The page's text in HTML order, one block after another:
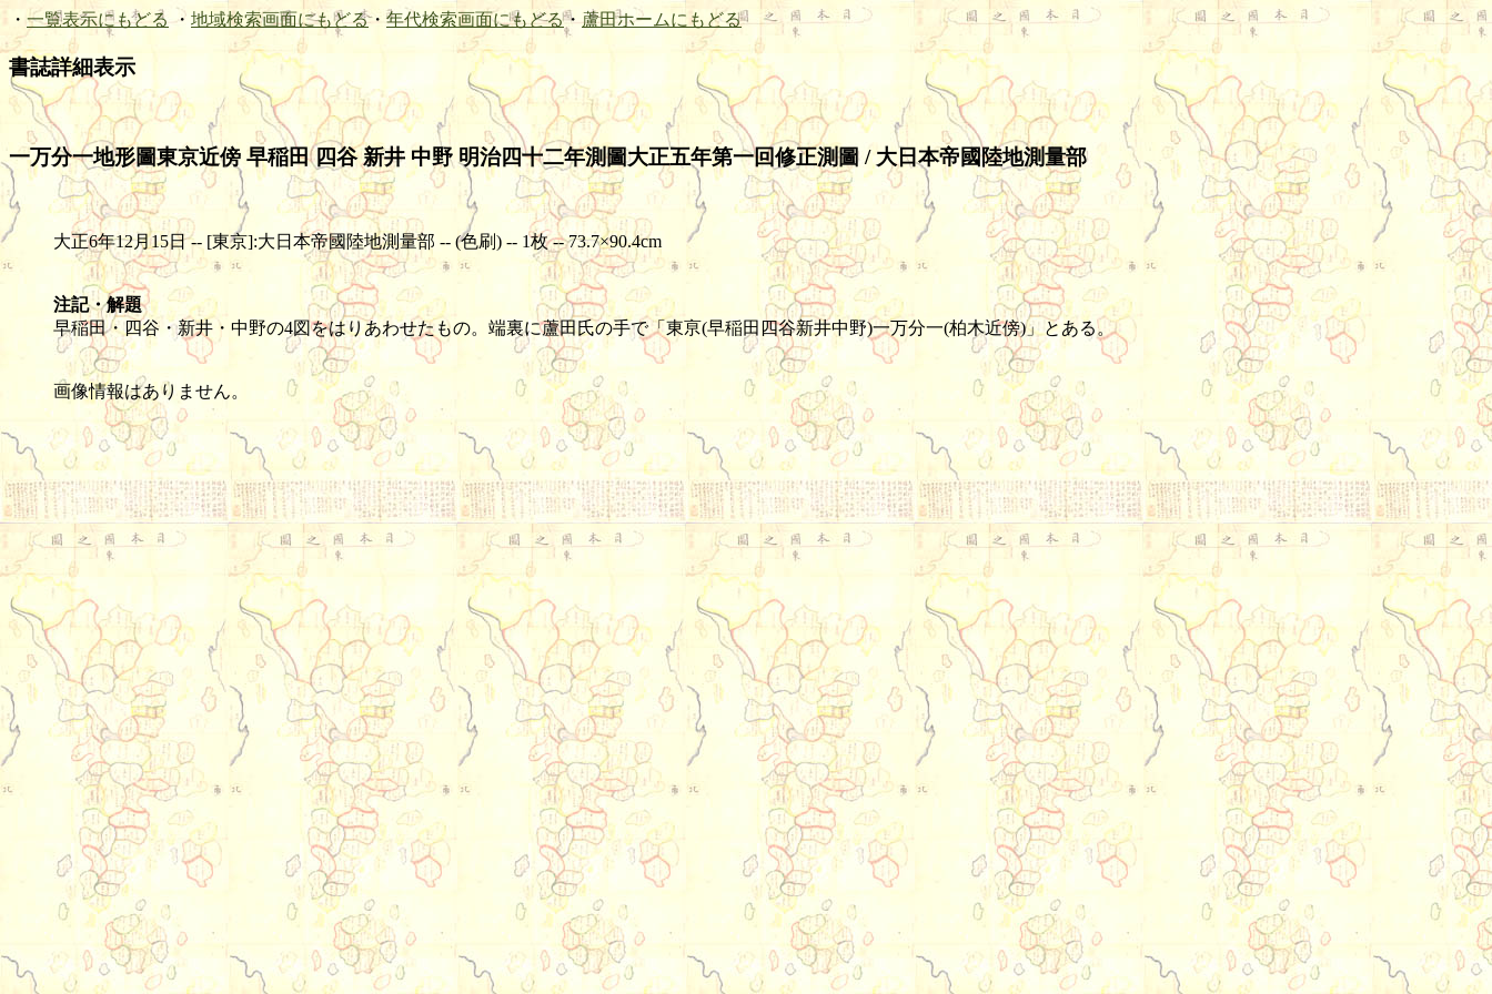
・ 一覧表示にもどる ・ 地域検索画面にもどる・ 年代検索画面にもどる・ 蘆田ホームにもどる
書誌詳細表示
一万分一地形圖東京近傍 早稲田 四谷 新井 中野 明治四十二年測圖大正五年第一回修正測圖 / 大日本帝國陸地測量部
大正6年12月15日 -- [東京]:大日本帝國陸地測量部 -- (色刷) -- 1枚 -- 73.7×90.4cm
注記・解題
早稲田・四谷・新井・中野の4図をはりあわせたもの。端裏に蘆田氏の手で「東亰(早稲田四谷新井中野)一万分一(柏木近傍)」とある。
画像情報はありません。